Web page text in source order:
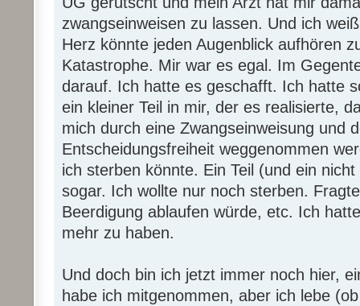
zwangseinweisen zu lassen. Und ich
Herz könnte jeden Augenblick aufhören
Katastrophe. Mir war es egal. Im
darauf. Ich hatte es geschafft. Ich hatte
ein kleiner Teil in mir, der es realisierte,
mich durch eine Zwangseinweisung und
Entscheidungsfreiheit weggenommen
ich sterben könnte. Ein Teil (und ein
sogar. Ich wollte nur noch sterben.
Beerdigung ablaufen würde, etc. Ich
mehr zu haben.
Und doch bin ich jetzt immer noch hier,
habe ich mitgenommen, aber ich lebe